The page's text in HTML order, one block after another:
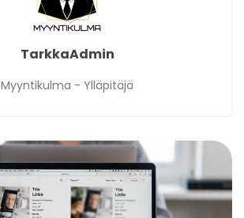
TarkkaAdmin
Myyntikulma - Ylläpitäjä